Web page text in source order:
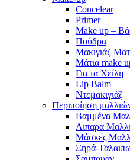
Concelear
Primer
Make up –
Πούδρα
Μακιγιάζ
Μάτια make
Για τα Χείλη
Lip Balm
Ντεμακιγιάζ
Περιποίηση
Βαμμένα
Λιπαρά
Μάσκες
Ξηρά-